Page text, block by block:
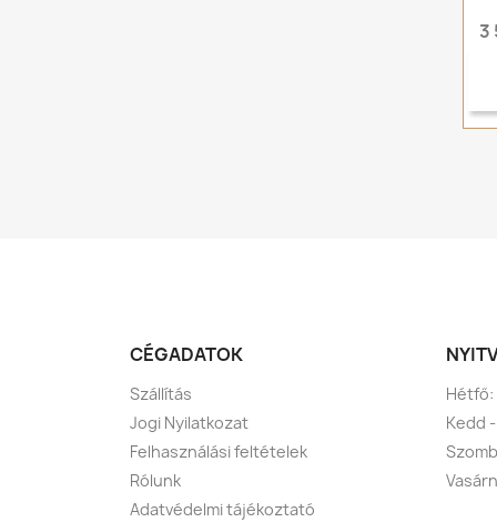
3
CÉGADATOK
Szállítás
Jogi Nyilatkozat
Felhasználási feltételek
Rólunk
Adatvédelmi tájékoztató
Hétfő:
Kedd